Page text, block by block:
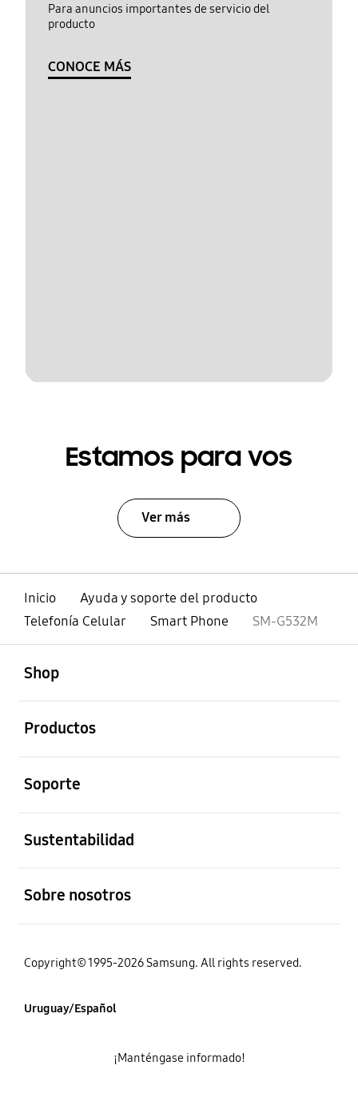
Para anuncios importantes de servicio del
producto
CONOCE MÁS
Estamos para vos
Ver más
Inicio
Ayuda y soporte del producto
Telefonía Celular
Smart Phone SM-G532M
Shop
Productos
Soporte
Sustentabilidad
Sobre nosotros
Copyright© 1995-2026 Samsung. All rights reserved.
Uruguay/Español
¡Manténgase informado!